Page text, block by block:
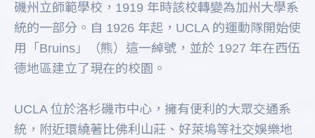
磯州立師範學校，1919 年時該校轉變為加州大學系
統的一部分。自 1926 年起，UCLA 的運動隊開始使
用「Bruins」（熊）這一綽號，並於 1927 年在西伍
德地區建立了現在的校園。
UCLA 位於洛杉磯市中心，擁有便利的大眾交通系
統，附近環繞著比佛利山莊、好萊塢等社交娛樂地